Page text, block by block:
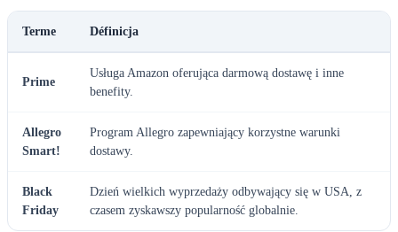
Terme Définicja
Prime
Usługa Amazon oferująca darmową dostawę i inne
benefity.
Allegro
Smart!
Program Allegro zapewniający korzystne warunki
dostawy.
Black
Friday
Dzień wielkich wyprzedaży odbywający się w USA, z
czasem zyskawszy popularność globalnie.